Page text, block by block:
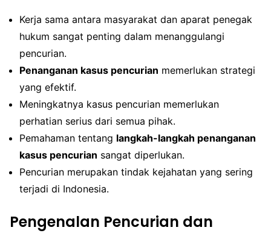
Kerja sama antara masyarakat dan aparat penegak
hukum sangat penting dalam menanggulangi
pencurian.
Penanganan kasus pencurian memerlukan strategi
yang efektif.
Meningkatnya kasus pencurian memerlukan
perhatian serius dari semua pihak.
Pemahaman tentang langkah-langkah penanganan
kasus pencurian sangat diperlukan.
Pencurian merupakan tindak kejahatan yang sering
terjadi di Indonesia.
Pengenalan Pencurian dan